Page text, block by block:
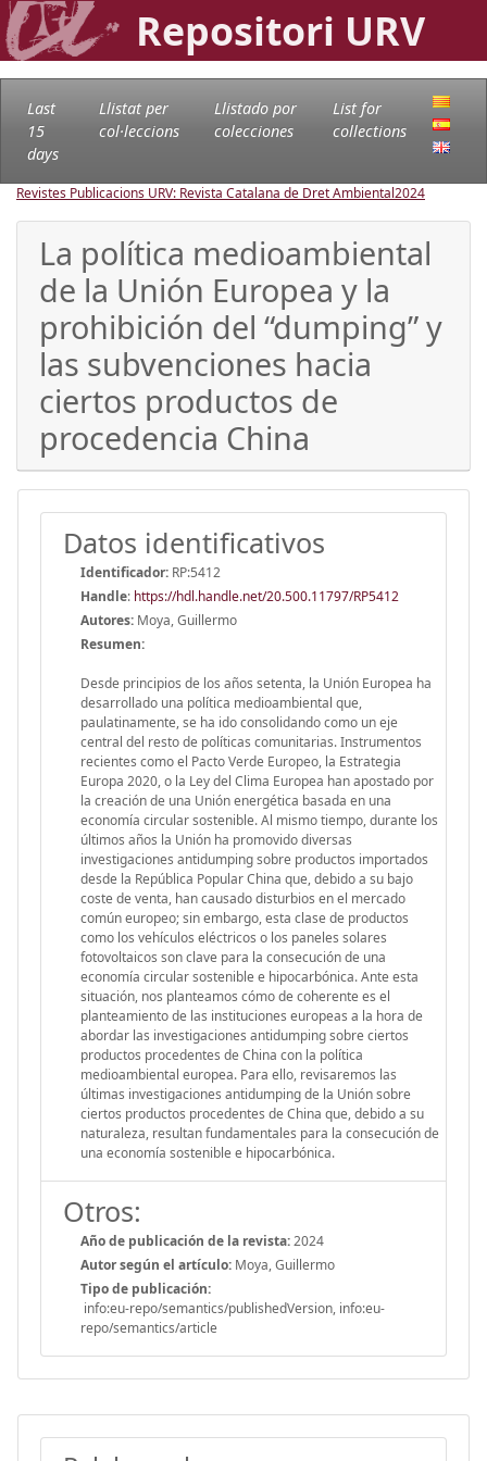
Repositori URV
Last
15
days
Llistat per
col·leccions
Llistado por
colecciones
List for
collections
Revistes Publicacions URV: Revista Catalana de Dret Ambiental2024
La política medioambiental
de la Unión Europea y la
prohibición del “dumping” y
las subvenciones hacia
ciertos productos de
procedencia China
Datos identificativos
Identificador: RP:5412
Handle: https://hdl.handle.net/20.500.11797/RP5412
Autores: Moya, Guillermo
Resumen:
Desde principios de los años setenta, la Unión Europea ha
desarrollado una política medioambiental que,
paulatinamente, se ha ido consolidando como un eje
central del resto de políticas comunitarias. Instrumentos
recientes como el Pacto Verde Europeo, la Estrategia
Europa 2020, o la Ley del Clima Europea han apostado por
la creación de una Unión energética basada en una
economía circular sostenible. Al mismo tiempo, durante los
últimos años la Unión ha promovido diversas
investigaciones antidumping sobre productos importados
desde la República Popular China que, debido a su bajo
coste de venta, han causado disturbios en el mercado
común europeo; sin embargo, esta clase de productos
como los vehículos eléctricos o los paneles solares
fotovoltaicos son clave para la consecución de una
economía circular sostenible e hipocarbónica. Ante esta
situación, nos planteamos cómo de coherente es el
planteamiento de las instituciones europeas a la hora de
abordar las investigaciones antidumping sobre ciertos
productos procedentes de China con la política
medioambiental europea. Para ello, revisaremos las
últimas investigaciones antidumping de la Unión sobre
ciertos productos procedentes de China que, debido a su
naturaleza, resultan fundamentales para la consecución de
una economía sostenible e hipocarbónica.
Otros:
Año de publicación de la revista:2024
Autor según el artículo: Moya, Guillermo
Tipo de publicación:
info:eu-repo/semantics/publishedVersion, info:eu-
repo/semantics/article